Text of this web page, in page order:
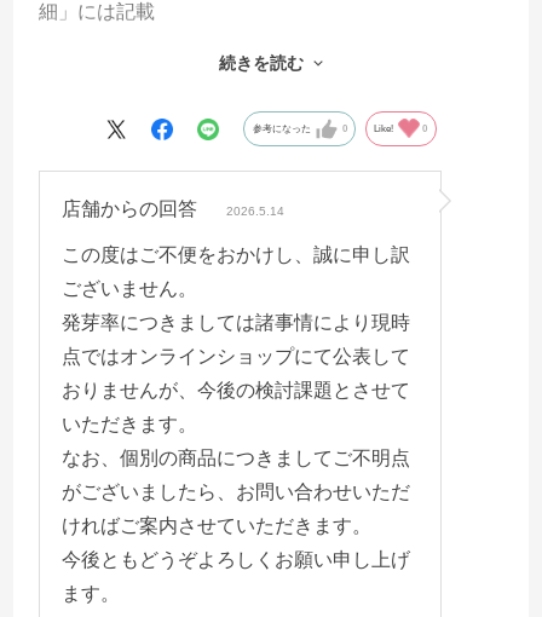
細」には記載
事前に発芽率を公表しないのは、我々消費者に対し
はありませんか？
なぜですか？記載しないのですか？
続きを読む
参考になった 0 Like! 0
店舗からの回答 2026.5.14
この度はご不便をおかけし、誠に申し訳
ございません。
発芽率につきましては諸事情により現時
点ではオンラインショップにて公表して
おりませんが、今後の検討課題とさせて
いただきます。
なお、個別の商品につきましてご不明点
がございましたら、お問い合わせいただ
ければご案内させていただきます。
今後ともどうぞよろしくお願い申し上げ
ます。